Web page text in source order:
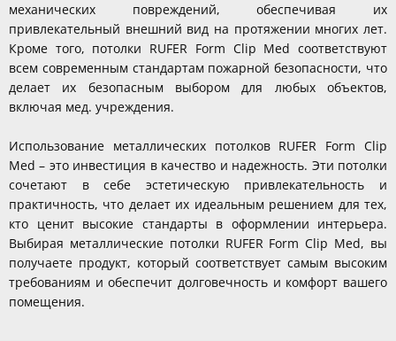
механических повреждений, обеспечивая их
привлекательный внешний вид на протяжении многих лет.
Кроме того, потолки RUFER Form Clip Med соответствуют
всем современным стандартам пожарной безопасности, что
делает их безопасным выбором для любых объектов,
включая мед. учреждения.
Использование металлических потолков RUFER Form Clip
Med – это инвестиция в качество и надежность. Эти потолки
сочетают в себе эстетическую привлекательность и
практичность, что делает их идеальным решением для тех,
кто ценит высокие стандарты в оформлении интерьера.
Выбирая металлические потолки RUFER Form Clip Med, вы
получаете продукт, который соответствует самым высоким
требованиям и обеспечит долговечность и комфорт вашего
помещения.